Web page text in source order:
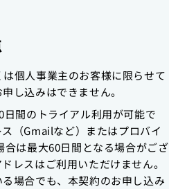
個人事業主のお客様に限らせて
し込みはできません。
間のトライアル利用が可能で
（Gmailなど）またはプロバイ
合は最大60日間となる場合がござ
レスはご利用いただけません。
場合でも、本契約のお申し込み